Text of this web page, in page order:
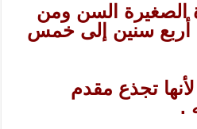
الصغيرة السن ومن
أربع سنين إلى خمس
تجذع مقدم
.